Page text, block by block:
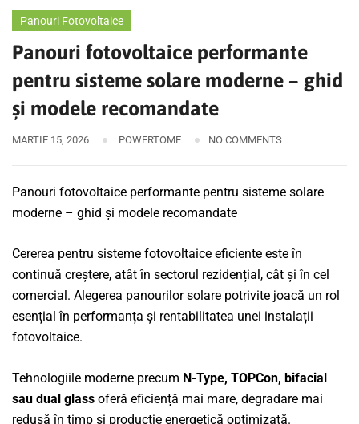
Panouri Fotovoltaice
Panouri fotovoltaice performante
pentru sisteme solare moderne – ghid
și modele recomandate
MARTIE 15, 2026 POWERTOME NO COMMENTS
Panouri fotovoltaice performante pentru sisteme solare
moderne – ghid și modele recomandate
Cererea pentru sisteme fotovoltaice eficiente este în
continuă creștere, atât în sectorul rezidențial, cât și în cel
comercial. Alegerea panourilor solare potrivite joacă un rol
esențial în performanța și rentabilitatea unei instalații
fotovoltaice.
Tehnologiile moderne precum N-Type, TOPCon, bifacial
sau dual glass oferă eficiență mai mare, degradare mai
redusă în timp și producție energetică optimizată.